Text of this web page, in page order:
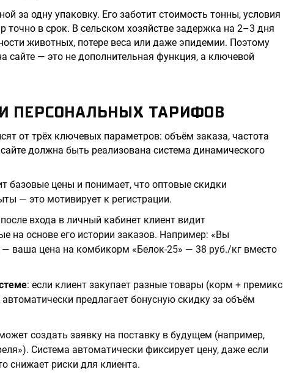
за одну упаковку. Его заботит стоимость тонны, условия
точно в срок. В сельском хозяйстве задержка на 2–3 дня
животных, потере веса или даже эпидемии. Поэтому
сайте — это не дополнительная функция, а ключевой
ПЕРСОНАЛЬНЫХ ТАРИФОВ
от трёх ключевых параметров: объём заказа, частота
должна быть реализована система динамического
базовые цены и понимает, что оптовые скидки
— это мотивирует к регистрации.
входа в личный кабинет клиент видит
на основе его истории заказов. Например: «Вы
— ваша цена на комбикорм «Белок-25» — 38 руб./кг вместо
: если клиент закупает разные товары (корм + премикс
предлагает бонусную скидку за объём
создать заявку на поставку в будущем (например,
Система автоматически фиксирует цену, даже если
снижает риски для клиента.